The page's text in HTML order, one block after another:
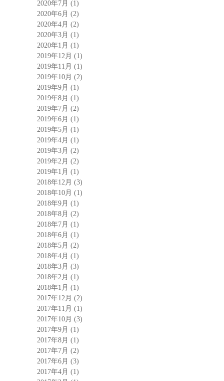
2020年7月 (1)
2020年6月 (2)
2020年4月 (2)
2020年3月 (1)
2020年1月 (1)
2019年12月 (1)
2019年11月 (1)
2019年10月 (2)
2019年9月 (1)
2019年8月 (1)
2019年7月 (2)
2019年6月 (1)
2019年5月 (1)
2019年4月 (1)
2019年3月 (2)
2019年2月 (2)
2019年1月 (1)
2018年12月 (3)
2018年10月 (1)
2018年9月 (1)
2018年8月 (2)
2018年7月 (1)
2018年6月 (1)
2018年5月 (2)
2018年4月 (1)
2018年3月 (3)
2018年2月 (1)
2018年1月 (1)
2017年12月 (2)
2017年11月 (1)
2017年10月 (3)
2017年9月 (1)
2017年8月 (1)
2017年7月 (2)
2017年6月 (3)
2017年4月 (1)